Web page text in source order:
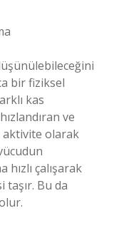
bir fiziksel
kas
ve
aktivite olarak
hızlı çalışarak
taşır. Bu da